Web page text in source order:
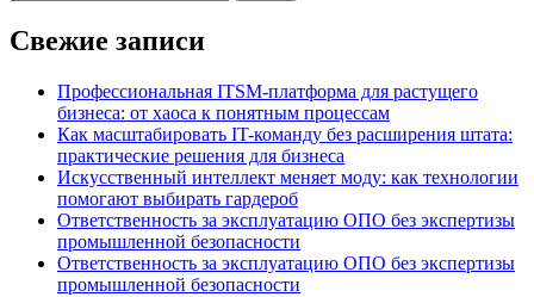
Свежие записи
Профессиональная ITSM-платформа для растущего
бизнеса: от хаоса к понятным процессам
Как масштабировать IT-команду без расширения штата:
практические решения для бизнеса
Искусственный интеллект меняет моду: как технологии
помогают выбирать гардероб
Ответственность за эксплуатацию ОПО без экспертизы
промышленной безопасности
Ответственность за эксплуатацию ОПО без экспертизы
промышленной безопасности